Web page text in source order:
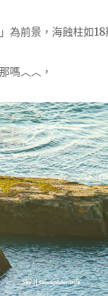
」為前景，海蝕柱如18
嗎︿︿，